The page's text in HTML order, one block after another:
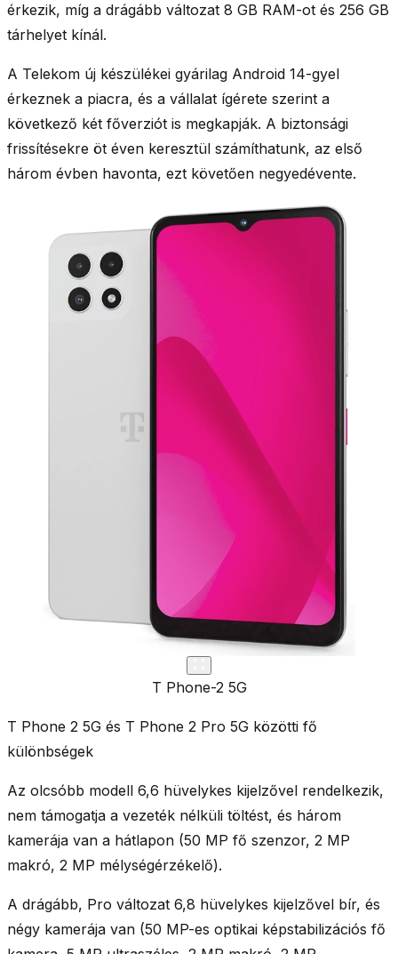
érkezik, míg a drágább változat 8 GB RAM-ot és 256 GB
tárhelyet kínál.
A Telekom új készülékei gyárilag Android 14-gyel
érkeznek a piacra, és a vállalat ígérete szerint a
következő két főverziót is megkapják. A biztonsági
frissítésekre öt éven keresztül számíthatunk, az első
három évben havonta, ezt követően negyedévente.
T Phone-2 5G
T Phone 2 5G és T Phone 2 Pro 5G közötti fő
különbségek
Az olcsóbb modell 6,6 hüvelykes kijelzővel rendelkezik,
nem támogatja a vezeték nélküli töltést, és három
kamerája van a hátlapon (50 MP fő szenzor, 2 MP
makró, 2 MP mélységérzékelő).
A drágább, Pro változat 6,8 hüvelykes kijelzővel bír, és
négy kamerája van (50 MP-es optikai képstabilizációs fő